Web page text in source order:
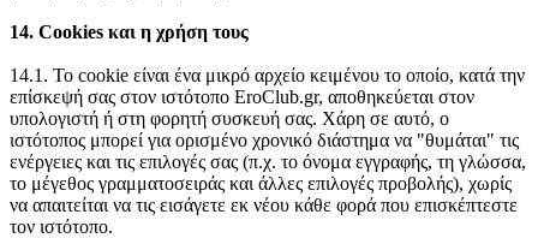
14. Cookies και η χρήση τους
14.1. Το cookie είναι ένα μικρό αρχείο κειμένου το οποίο, κατά την
επίσκεψή σας στον ιστότοπο EroClub.gr, αποθηκεύεται στον
υπολογιστή ή στη φορητή συσκευή σας. Χάρη σε αυτό, ο
ιστότοπος μπορεί για ορισμένο χρονικό διάστημα να "θυμάται" τις
ενέργειες και τις επιλογές σας (π.χ. το όνομα εγγραφής, τη γλώσσα,
το μέγεθος γραμματοσειράς και άλλες επιλογές προβολής), χωρίς
να απαιτείται να τις εισάγετε εκ νέου κάθε φορά που επισκέπτεστε
τον ιστότοπο.